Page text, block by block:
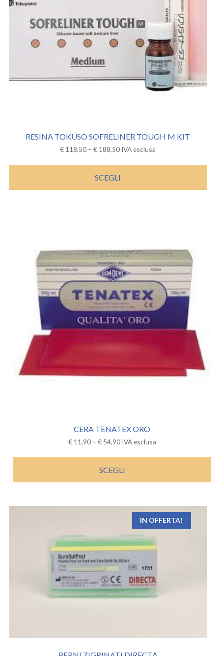
RESINA TOKUSO SOFRELINER TOUGH M KIT
€ 118,50 –€ 188,50 IVA esclusa
SCEGLI
CERA TENATEX ORO
€11,90– €54,90 IVA esclusa
SCEGLI
IN OFFERTA!